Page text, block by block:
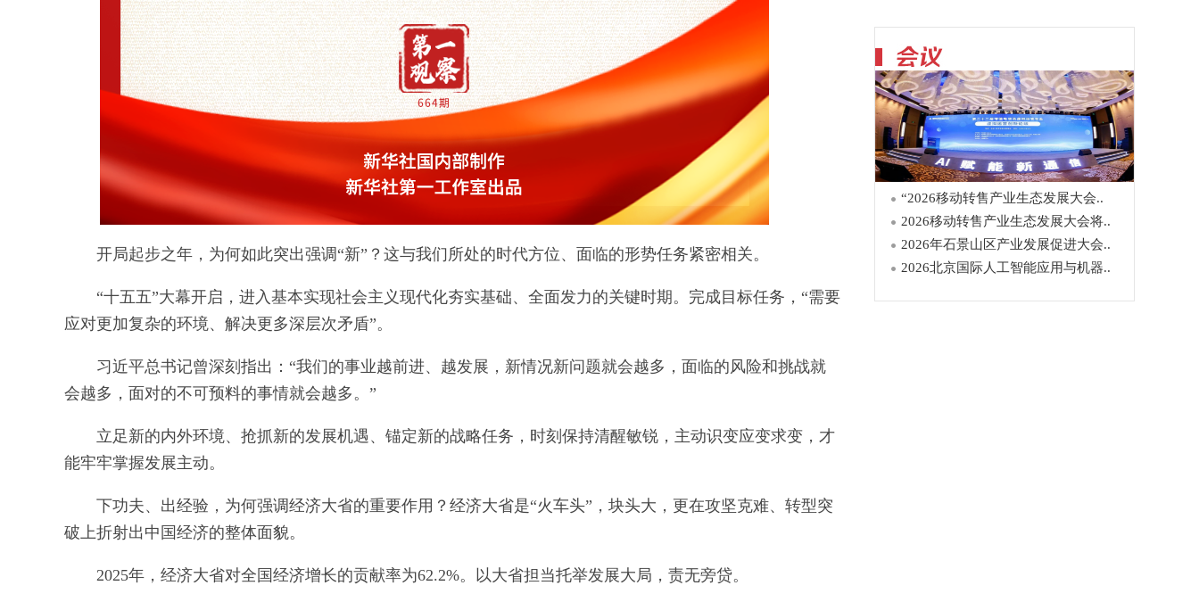
开局起步之年，为何如此突出强调“新”？这与我们所处的时代方位、面临的形势任务紧密相关。
“十五五”大幕开启，进入基本实现社会主义现代化夯实基础、全面发力的关键时期。完成目标任务，“需要
应对更加复杂的环境、解决更多深层次矛盾”。
习近平总书记曾深刻指出：“我们的事业越前进、越发展，新情况新问题就会越多，面临的风险和挑战就
会越多，面对的不可预料的事情就会越多。”
立足新的内外环境、抢抓新的发展机遇、锚定新的战略任务，时刻保持清醒敏锐，主动识变应变求变，才
能牢牢掌握发展主动。
下功夫、出经验，为何强调经济大省的重要作用？经济大省是“火车头”，块头大，更在攻坚克难、转型突
破上折射出中国经济的整体面貌。
2025年，经济大省对全国经济增长的贡献率为62.2%。以大省担当托举发展大局，责无旁贷。
“2026移动转售产业生态发展大会..
2026移动转售产业生态发展大会将..
2026年石景山区产业发展促进大会..
2026北京国际人工智能应用与机器..